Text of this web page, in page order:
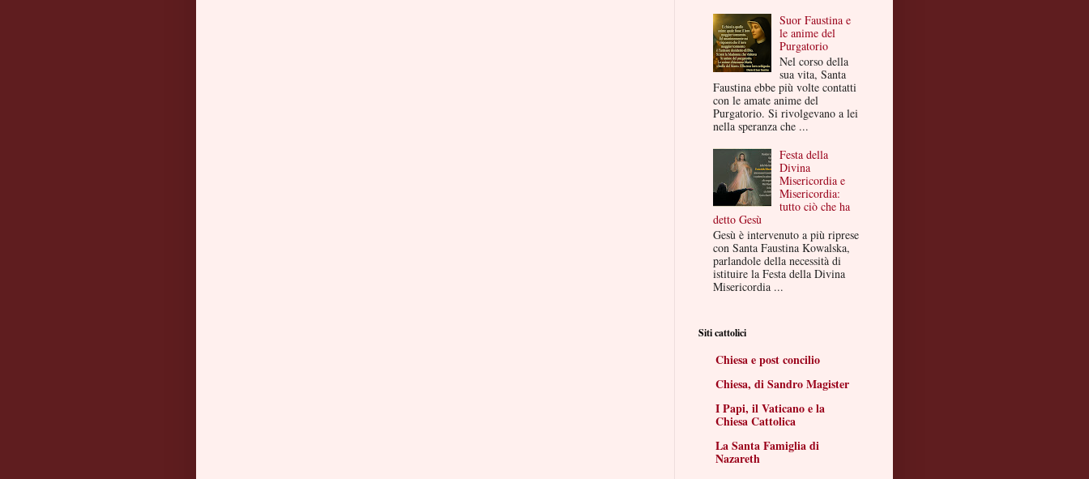
Suor Faustina e
le anime del
Purgatorio
Nel corso della
sua vita, Santa
Faustina ebbe più volte contatti
con le amate anime del
Purgatorio. Si rivolgevano a lei
nella speranza che ...
Festa della
Divina
Misericordia e
Misericordia:
tutto ciò che ha
detto Gesù
Gesù è intervenuto a più riprese
con Santa Faustina Kowalska,
parlandole della necessità di
istituire la Festa della Divina
Misericordia ...
Siti cattolici
Chiesa e post concilio
Chiesa, di Sandro Magister
I Papi, il Vaticano e la
Chiesa Cattolica
La Santa Famiglia di
Nazareth